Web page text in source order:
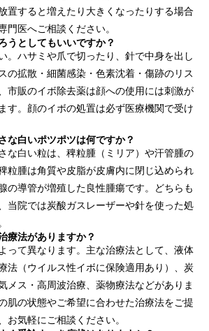
置すると増えたり大きくなったりする場合
門医へご相談ください。
うとしてもいいですか？
。ハサミや爪で切ったり、針で中身を出し
の拡散・細菌感染・色素沈着・傷跡のリス
市販のイボ除去薬は顔への使用には刺激が
す。顔のイボの処置は必ず医療機関で受け
な白いポツポツは何ですか？
な白い粒は、稗粒腫（ミリア）や汗管腫の
粒腫は角質や皮脂が皮膚内に閉じ込められ
の導管が増殖した良性腫瘍です。どちらも
当院では炭酸ガスレーザーや針を使った処
療法がありますか？
って異なります。主な治療法として、液体
法（ウイルス性イボに保険適用あり）、炭
メス・高周波治療、薬物療法などがありま
肌の状態やご希望に合わせた治療法をご提
お気軽にご相談ください。